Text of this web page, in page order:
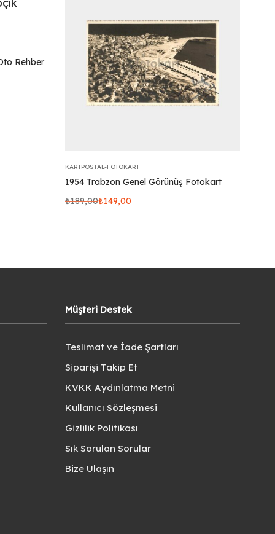
Rehber
KARTPOSTAL-FOTOKART
1954 Trabzon Genel Görünüş Fotokart
₺189,00₺149,00
Müşteri Destek
Teslimat ve İade Şartları
Siparişi Takip Et
KVKK Aydınlatma Metni
Kullanıcı Sözleşmesi
Gizlilik Politikası
Sık Sorulan Sorular
Bize Ulaşın